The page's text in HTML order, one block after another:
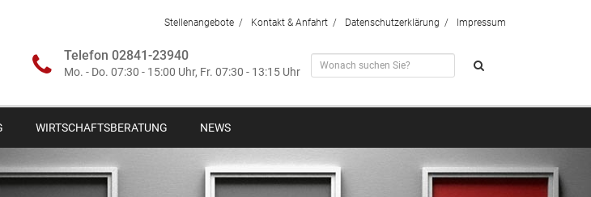
Stellenangebote Kontakt & Anfahrt Datenschutzerklärung Impressum
Telefon 02841-23940
Mo. - Do. 07:30 - 15:00 Uhr, Fr. 07:30 - 13:15 Uhr
WIRTSCHAFTSBERATUNG NEWS